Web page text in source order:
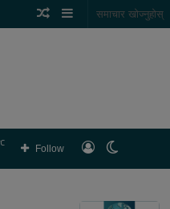
Sidebar
Random
लगइन
Follow